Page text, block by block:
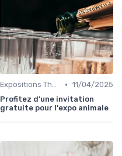
Expositions Thématiques et Musées Itinérants • 11/04/2025
Profitez d'une invitation
gratuite pour l'expo animale